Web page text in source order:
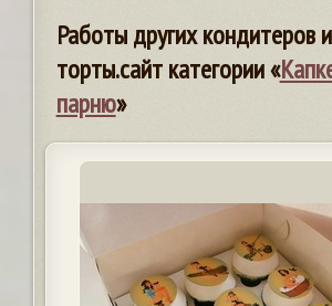
Работы других кондитеров
торты.сайт категории «
парню»